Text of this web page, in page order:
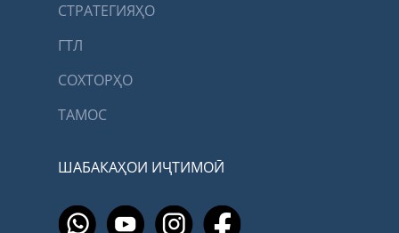
СТРАТЕГИЯҲО
ГТЛ
СОХТОРҲО
ТАМОС
ШАБАКАҲОИ ИҶТИМОӢ